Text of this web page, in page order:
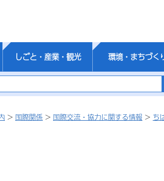
しごと・産業・観光 環境・まちづく
> 国際関係 > 国際交流・協力に関する情報 > ち